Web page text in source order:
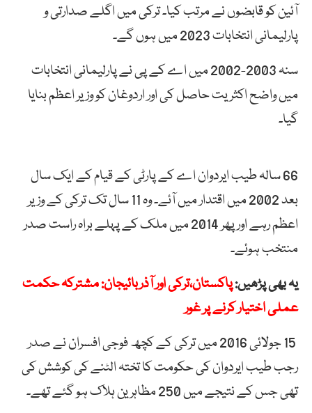
آئین کو قابضوں نے مرتب کیا۔ ترکی میں اگلے صدارتی و
پارلیمانی انتخابات 2023 میں ہوں گے۔
سنہ 2003-2002 میں اے کے پی نے پارلیمانی انتخابات
میں واضح اکثریت حاصل کی اور اردوغان کو وزیر اعظم بنایا
گيا۔
66 سالہ طیب ایردوان اے کے پارٹی کے قیام کے ایک سال
بعد 2002 میں اقتدار میں آئے۔ وہ 11 سال تک ترکی کے وزیر
ا‏‏عظم رہے اور پھر 2014 میں ملک کے پہلے براہ راست صدر
منتخب ہوئے۔
یہ بھی پڑھیں:پاکستان،ترکی اور آذربائیجان: مشترکہ حکمت
عملی اختیار کرنے پر غور
15 جولائی 2016 میں ترکی کے کچھ فوجی افسران نے صدر
رجب طیب ایردوان کی حکومت کا تختہ الٹنے کی کوشش کی
تھی جس کے نتیجے میں 250 مظاہرین ہلاک ہو گئے تھے۔